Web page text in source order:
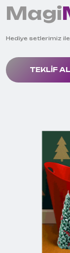
Magi
Hediye setlerimiz
TEKLIF AL